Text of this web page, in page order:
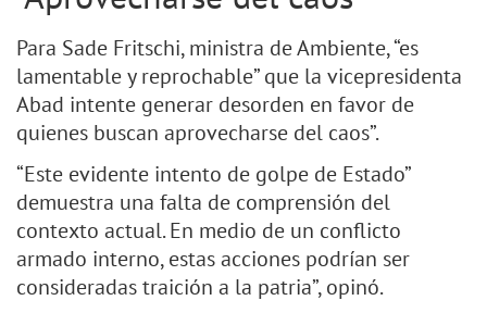
Para Sade Fritschi, ministra de Ambiente, “es
lamentable y reprochable” que la vicepresidenta
Abad intente generar desorden en favor de
quienes buscan aprovecharse del caos”.
“Este evidente intento de golpe de Estado”
demuestra una falta de comprensión del
contexto actual. En medio de un conflicto
armado interno, estas acciones podrían ser
consideradas traición a la patria”, opinó.